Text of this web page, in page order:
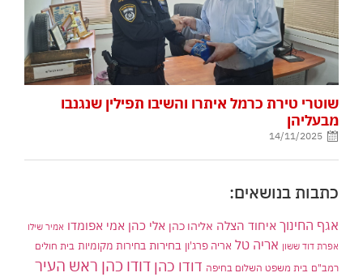
שוטרי טירת כרמל איתרו והשיבו תפילין שנגנבו
מבעליהן
14/11/2025
כתבות בנושאים:
אגף החינוך איחוד הצלה אליהו כהן אלי כהן אמי אפומדו אמיר שילו
אפרת דוד ששון אריה טל אריה פרג'ון בחירות בחירות מקומיות בית חולים
רמב"ם בית משפט השלום בחיפה דודו כהן דודו כהן ראש העיר